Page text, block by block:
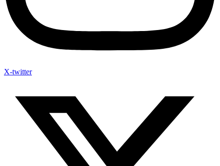
X-twitter